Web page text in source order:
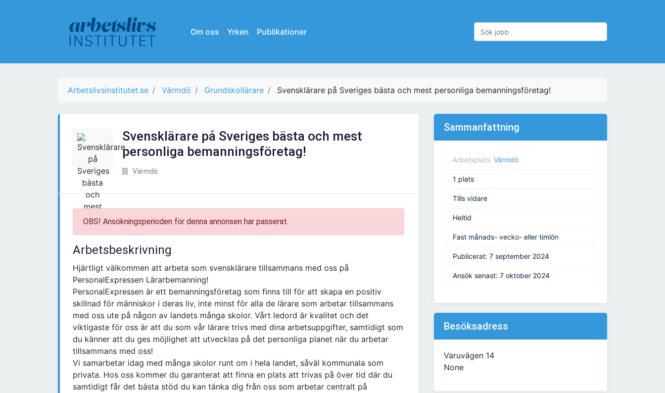
Om oss Yrken Publikationer
Arbetslivsinstitutet.se Värmdö Grundskollärare Svensklärare på Sveriges bästa och mest personliga bemanningsföretag!
Svensklärare på Sveriges bästa och mest
personliga bemanningsföretag!
Värmdö
OBS! Ansökningsperioden för denna annonsen har passerat.
Arbetsbeskrivning
Hjärtligt välkommen att arbeta som svensklärare tillsammans med oss på
PersonalExpressen Lärarbemanning!
PersonalExpressen är ett bemanningsföretag som finns till för att skapa en positiv
skillnad för människor i deras liv, inte minst för alla de lärare som arbetar tillsammans
med oss ute på någon av landets många skolor. Vårt ledord är kvalitet och det
viktigaste för oss är att du som vår lärare trivs med dina arbetsuppgifter, samtidigt som
du känner att du ges möjlighet att utvecklas på det personliga planet när du arbetar
tillsammans med oss!
Vi samarbetar idag med många skolor runt om i hela landet, såväl kommunala som
privata. Hos oss kommer du garanterat att finna en plats att trivas på över tid där du
samtidigt får det bästa stöd du kan tänka dig från oss som arbetar centralt på
Sammanfattning
Arbetsplats: Värmdö
1 plats
Tills vidare
Heltid
Fast månads- vecko- eller timlön
Publicerat: 7 september 2024
Ansök senast: 7 oktober 2024
Besöksadress
Varuvägen 14
None